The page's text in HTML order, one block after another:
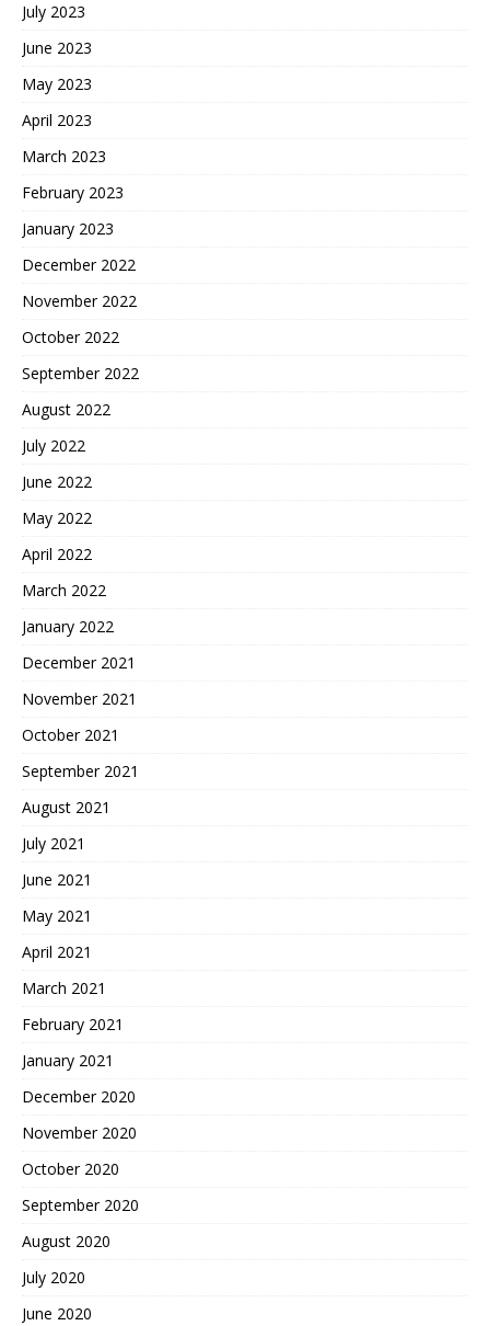
July 2023
June 2023
May 2023
April 2023
March 2023
February 2023
January 2023
December 2022
November 2022
October 2022
September 2022
August 2022
July 2022
June 2022
May 2022
April 2022
March 2022
January 2022
December 2021
November 2021
October 2021
September 2021
August 2021
July 2021
June 2021
May 2021
April 2021
March 2021
February 2021
January 2021
December 2020
November 2020
October 2020
September 2020
August 2020
July 2020
June 2020